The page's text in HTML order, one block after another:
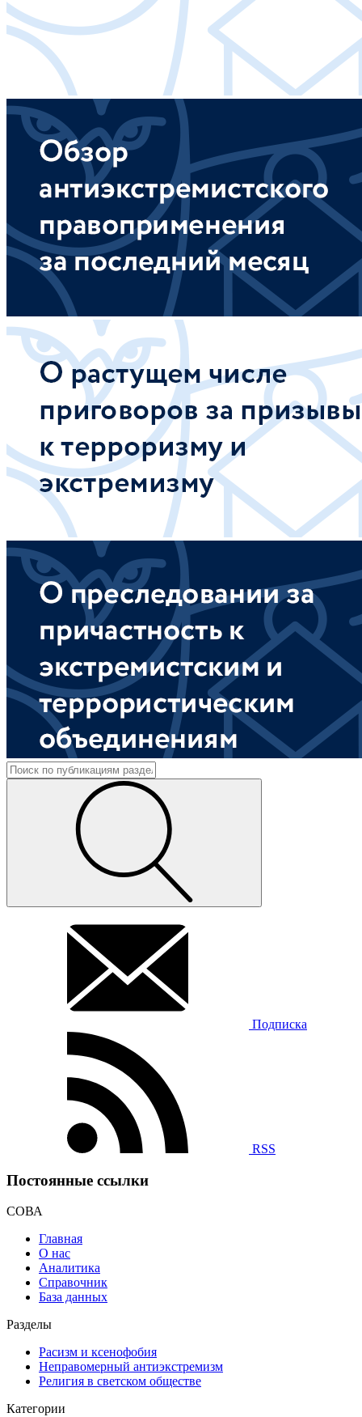
Подписка
RSS
Постоянные ссылки
СОВА
Главная
О нас
Аналитика
Справочник
База данных
Разделы
Расизм и ксенофобия
Неправомерный антиэкстремизм
Религия в светском обществе
Категории